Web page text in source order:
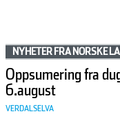
NYHETER FRA NORSKE
Oppsumering fra
6.august
VERDALSELVA